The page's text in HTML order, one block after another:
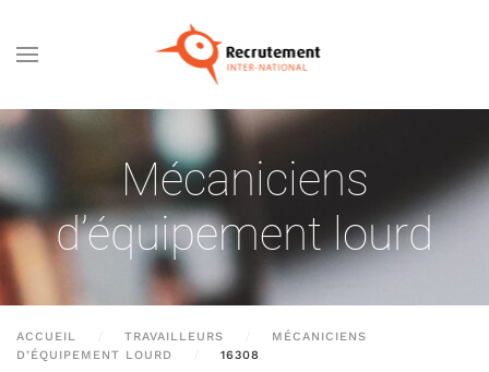
Passer au contenu principal
Mécaniciens
d’équipement lourd
ACCUEIL TRAVAILLEURS
MÉCANICIENS
D’ÉQUIPEMENT LOURD
16308